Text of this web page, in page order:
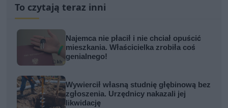
To czytają teraz inni
Najemca nie płacił i nie chciał opuścić
mieszkania. Właścicielka zrobiła coś
genialnego!
Wywiercił własną studnię głębinową bez
zgłoszenia. Urzędnicy nakazali jej
likwidację